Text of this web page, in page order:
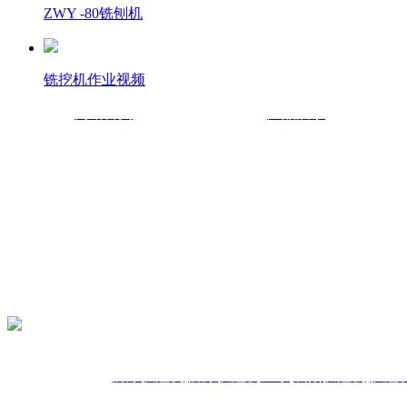
ZWY -80铣刨机
铣挖机作业视频